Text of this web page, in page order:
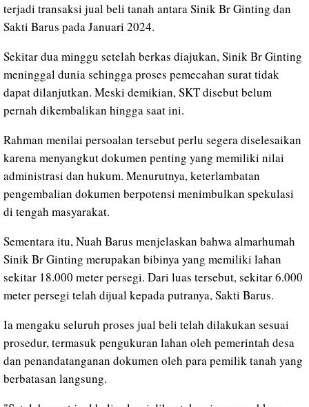
terjadi transaksi jual beli tanah antara Sinik Br Ginting dan
Sakti Barus pada Januari 2024.
Sekitar dua minggu setelah berkas diajukan, Sinik Br Ginting
meninggal dunia sehingga proses pemecahan surat tidak
dapat dilanjutkan. Meski demikian, SKT disebut belum
pernah dikembalikan hingga saat ini.
Rahman menilai persoalan tersebut perlu segera diselesaikan
karena menyangkut dokumen penting yang memiliki nilai
administrasi dan hukum. Menurutnya, keterlambatan
pengembalian dokumen berpotensi menimbulkan spekulasi
di tengah masyarakat.
Sementara itu, Nuah Barus menjelaskan bahwa almarhumah
Sinik Br Ginting merupakan bibinya yang memiliki lahan
sekitar 18.000 meter persegi. Dari luas tersebut, sekitar 6.000
meter persegi telah dijual kepada putranya, Sakti Barus.
Ia mengaku seluruh proses jual beli telah dilakukan sesuai
prosedur, termasuk pengukuran lahan oleh pemerintah desa
dan penandatanganan dokumen oleh para pemilik tanah yang
berbatasan langsung.